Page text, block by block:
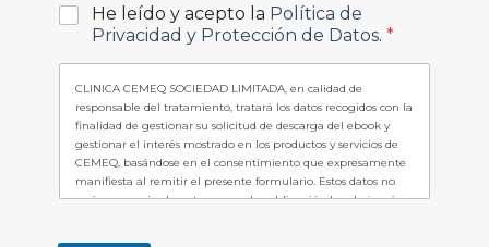
He leído y acepto la Política de
Privacidad y Protección de Datos. *
CLINICA CEMEQ SOCIEDAD LIMITADA, en calidad de
responsable del tratamiento, tratará los datos recogidos con la
finalidad de gestionar su solicitud de descarga del ebook y
gestionar el interés mostrado en los productos y servicios de
CEMEQ, basándose en el consentimiento que expresamente
manifiesta al remitir el presente formulario. Estos datos no
serán comunicados a terceros salvo obligación legal ni serán